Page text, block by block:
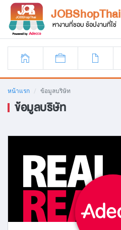
JOBShopThai
หางานที่ชอบ ช้อปงานที่ใช่
หน้าแรก ข้อมูลบริษัท
ข้อมูลบริษัท